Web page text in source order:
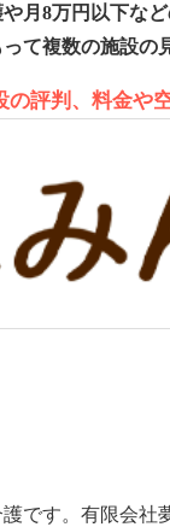
月8万円以下など
て複数の施設の
の評判、料金や
す。有限会